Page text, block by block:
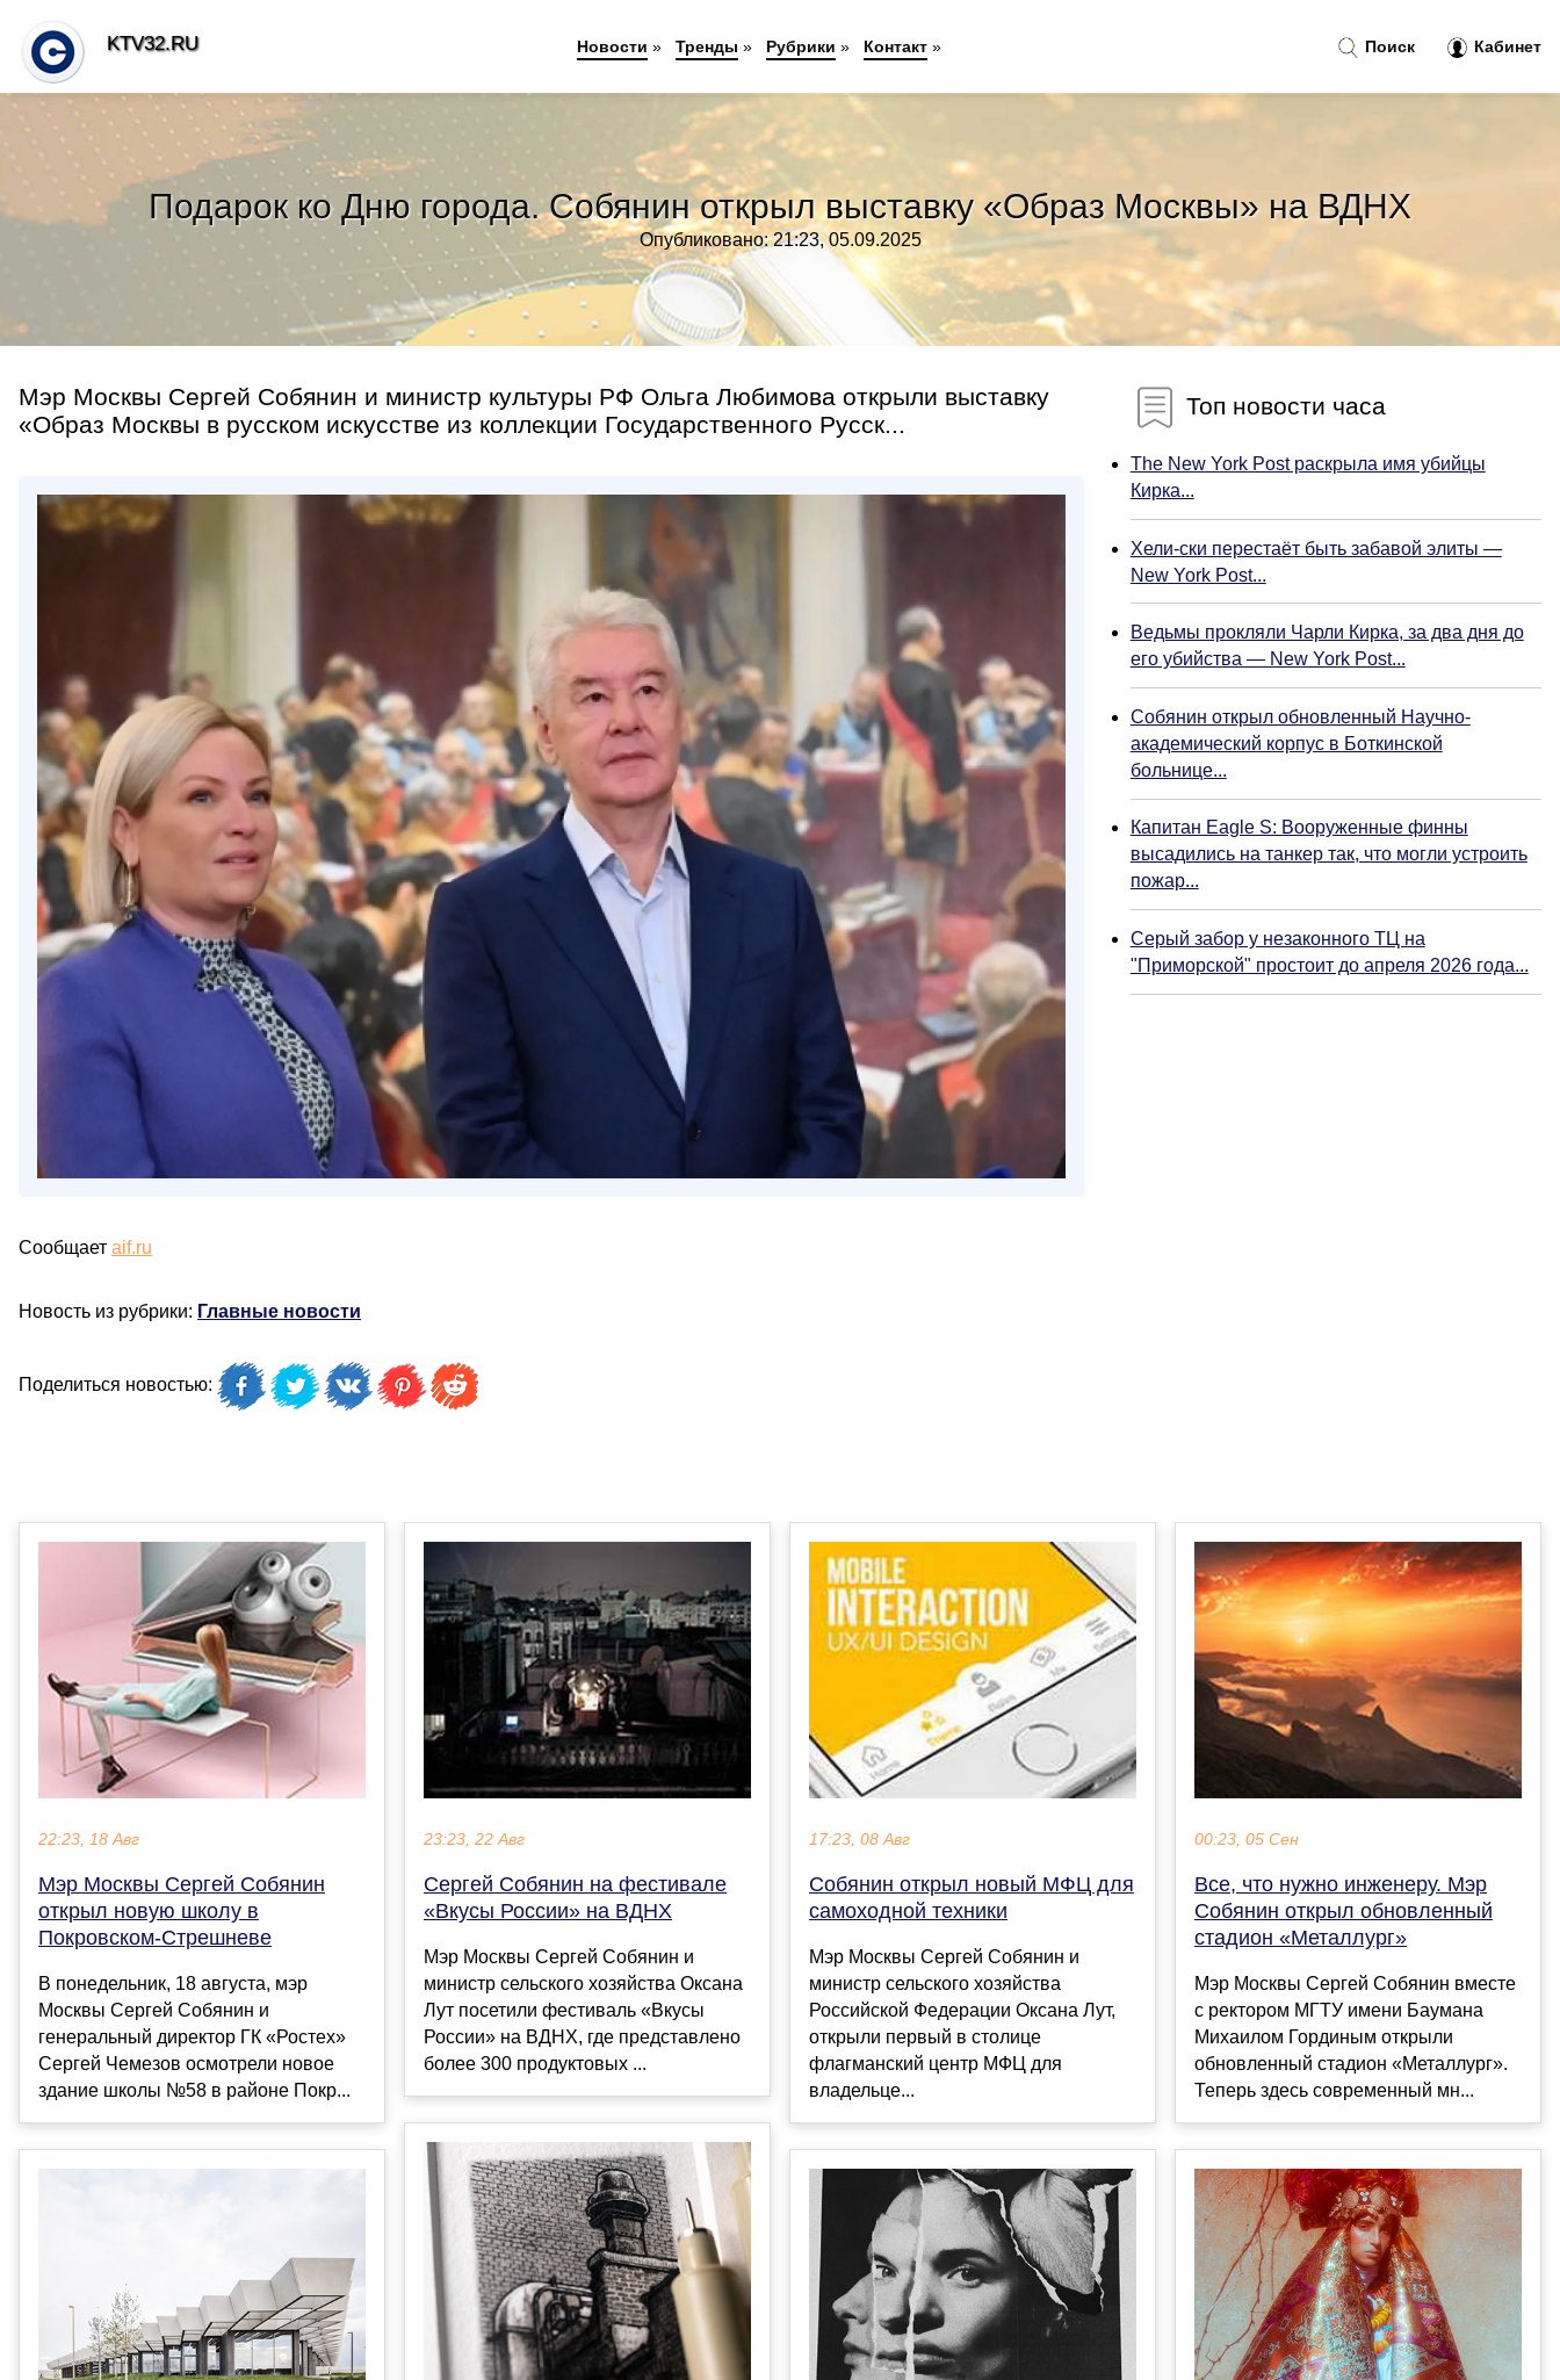
Подарок ко Дню города. Собянин открыл выставку «Образ Москвы» на ВДНХ
Опубликовано: 21:23, 05.09.2025
Мэр Москвы Сергей Собянин и министр культуры РФ Ольга Любимова открыли выставку
«Образ Москвы в русском искусстве из коллекции Государственного Русск...
Сообщает aif.ru
Новость из рубрики: Главные новости
Поделиться новостью:
Топ новости часа
The New York Post раскрыла имя убийцы
Кирка...
Хели-ски перестаёт быть забавой элиты —
New York Post...
Ведьмы прокляли Чарли Кирка, за два дня до
его убийства — New York Post...
Собянин открыл обновленный Научно-
академический корпус в Боткинской
больнице...
Капитан Eagle S: Вооруженные финны
высадились на танкер так, что могли устроить
пожар...
Серый забор у незаконного ТЦ на
"Приморской" простоит до апреля 2026 года...
22:23, 18 Авг
Мэр Москвы Сергей Собянин
открыл новую школу в
Покровском-Стрешневе
В понедельник, 18 августа, мэр
Москвы Сергей Собянин и
генеральный директор ГК «Ростех»
Сергей Чемезов осмотрели новое
здание школы №58 в районе Покр...
23:23, 22 Авг
Сергей Собянин на фестивале
«Вкусы России» на ВДНХ
Мэр Москвы Сергей Собянин и
министр сельского хозяйства Оксана
Лут посетили фестиваль «Вкусы
России» на ВДНХ, где представлено
более 300 продуктовых ...
17:23, 08 Авг
Собянин открыл новый МФЦ для
самоходной техники
Мэр Москвы Сергей Собянин и
министр сельского хозяйства
Российской Федерации Оксана Лут,
открыли первый в столице
флагманский центр МФЦ для
владельце...
00:23, 05 Сен
Все, что нужно инженеру. Мэр
Собянин открыл обновленный
стадион «Металлург»
Мэр Москвы Сергей Собянин вместе
с ректором МГТУ имени Баумана
Михаилом Гординым открыли
обновленный стадион «Металлург».
Теперь здесь современный мн...
Поиск Кабинет
KTV32.RU Новости » Тренды » Рубрики » Контакт»